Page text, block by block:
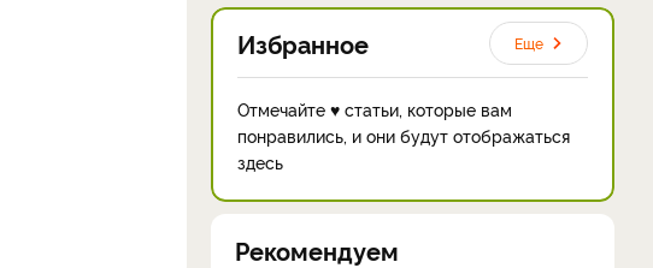
Избранное Еще
Отмечайте ♥ статьи, которые вам
понравились, и они будут отображаться
здесь
Рекомендуем